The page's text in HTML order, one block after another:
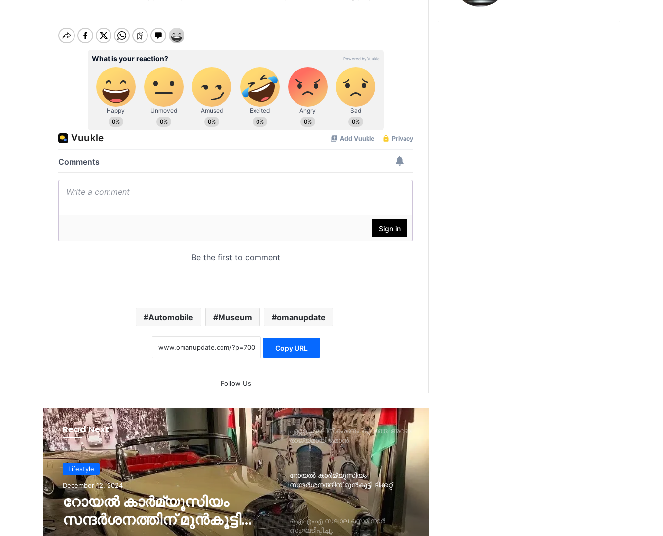
Automobile Museum omanupdate
Copy URL
Follow Us
Read Next
Lifestyle
December 12, 2024
റോയൽ കാർമ്യൂസിയം
സന്ദർശനത്തിന് മുൻകൂട്ടി
ആദ്യത്തെ മീറ്റപ്പ് നടന്നു.
സൗജന്യമായി വിത്ത് വിതരണം
നടത്തി.
നാലാം സ്ഥാനത്ത് ഒമാന്‍
ഒമാൻ കുതിപ്പ് കൈവരിച്ചു.
ഏറ്റവും മലിനീകരണം കുറഞ്ഞ അറബ്
രാജ്യമായി ഒമാൻ
റോയൽ കാർമ്യൂസിയം
സന്ദർശനത്തിന് മുൻകൂട്ടി ടിക്കറ്റ്
എടുക്കാൻ ഔദ്യഗിക വെബ്സൈറ്റ്
വഴി എൻട്രി ടിക്കറ്റുകൾ ബുക്ക്
ചെയാം.
ഐഎംഎ സലാല സെമിനാർ
സംഘടിപ്പിച്ചു.